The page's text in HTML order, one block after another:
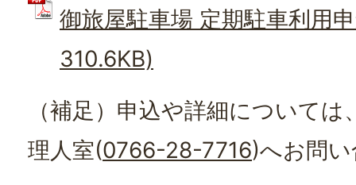
御旅屋駐車場 定期駐車利用
310.6KB)
（補足）申込や詳細について
理人室(0766-28-7716)へお問